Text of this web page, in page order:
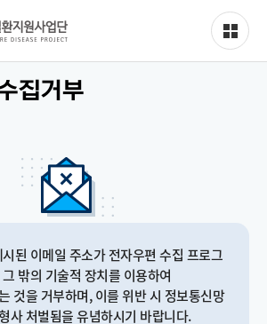
집거부
된 이메일 주소가 전자우편 수집 프로그
밖의 기술적 장치를 이용하여
것을 거부하며, 이를 위반 시 정보통신망
사 처벌됨을 유념하시기 바랍니다.